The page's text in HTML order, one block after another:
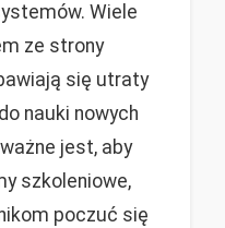
Wiele
ze strony
się utraty
nauki nowych
jest, aby
szkoleniowe,
poczuć się